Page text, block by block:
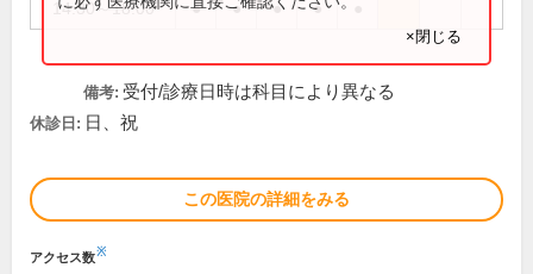
14:30～18:00 ● ● ● ●
×閉じる
備考: 受付/診療日時は科目により異なる
休診日: 日、祝
この医院の詳細をみる
アクセス数※